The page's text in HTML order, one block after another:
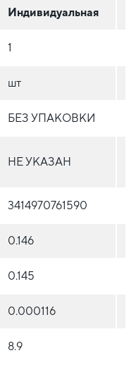
Индивидуальная
1
шт
БЕЗ УПАКОВКИ
НЕ УКАЗАН
3414970761590
0.146
0.145
0.000116
8.9